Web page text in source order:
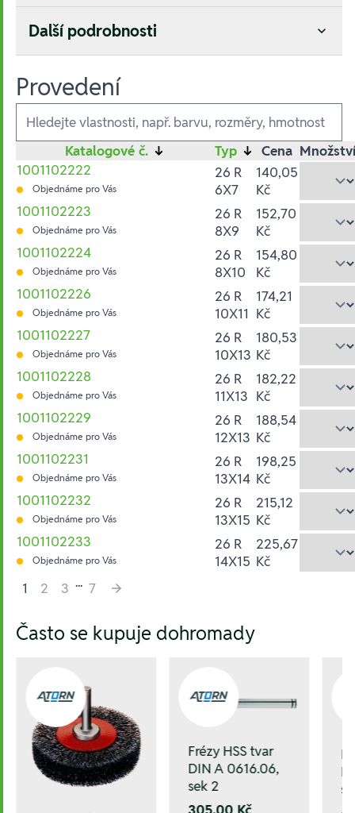
Další podrobnosti
Provedení
Ausführungen
Katalogové č. ↓ Typ ↓ Cena
1001102222
Objednáme pro Vás
26 R
6X7
140,05
Kč
1001102223
Objednáme pro Vás
26 R
8X9
152,70
Kč
1001102224
Objednáme pro Vás
26 R
8X10
154,80
Kč
1001102226
Objednáme pro Vás
26 R
10X11
174,21
Kč
1001102227
Objednáme pro Vás
26 R
10X13
180,53
Kč
1001102228
Objednáme pro Vás
26 R
11X13
182,22
Kč
1001102229
Objednáme pro Vás
26 R
12X13
188,54
Kč
1001102231
Objednáme pro Vás
26 R
13X14
198,25
Kč
1001102232
Objednáme pro Vás
26 R
13X15
215,12
Kč
1001102233
Objednáme pro Vás
26 R
14X15
225,67
Kč
1
2 3 ... 7
Často se kupuje dohromady
Frézy HSS tvar
DIN A 0616.06,
sek 2